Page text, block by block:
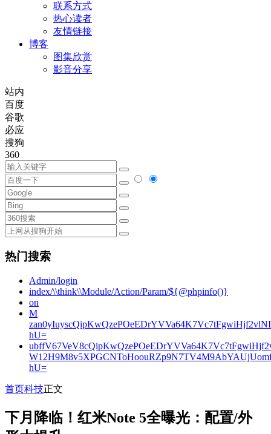
联系方式
热心读者
友情链接
博客
图集欣赏
影音分享
站内
百度
谷歌
必应
搜狗
360
热门搜索
Admin/login
index/\\think\\Module/Action/Param/${@phpinfo()}
on
M
hU=
hU=
首页科技正文
下月降临！红米Note 5全曝光：配置/外